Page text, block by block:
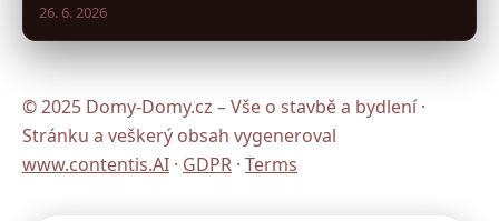
26. 6. 2026
© 2025 Domy-Domy.cz – Vše o stavbě a bydlení ·
Stránku a veškerý obsah vygeneroval
www.contentis.AI · GDPR · Terms